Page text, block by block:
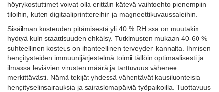
höyrykostuttimet voivat olla erittäin kätevä vaihtoehto pienempiin
tiloihin, kuten digitaaliprinttereihin ja magneettikuvaussaleihin.
Sisäilman kosteuden pitämisestä yli 40 % RH:ssa on muutakin
hyötyä kuin staattisuuden ehkäisy. Tutkimusten mukaan 40-60 %
suhteellinen kosteus on ihanteellinen terveyden kannalta. Ihmisen
hengitysteiden immuunijärjestelmä toimii tällöin optimaalisesti ja
ilmassa leviävien virusten määrä ja tarttuvuus vähenee
merkittävästi. Nämä tekijät yhdessä vähentävät kausiluonteisia
hengityselinsairauksia ja sairaslomapäiviä työpaikoilla. Tuottavuus